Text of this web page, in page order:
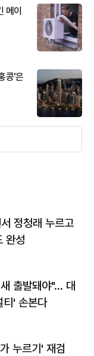
메이
콩'은
정청래 누르고
완성
출발돼야"… 대
티' 손본다
누르기' 재검